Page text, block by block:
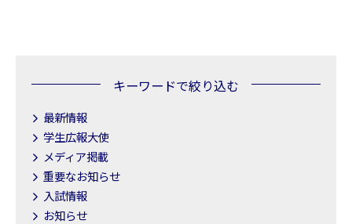
キーワードで絞り込む
最新情報
学生広報大使
メディア掲載
重要なお知らせ
入試情報
お知らせ